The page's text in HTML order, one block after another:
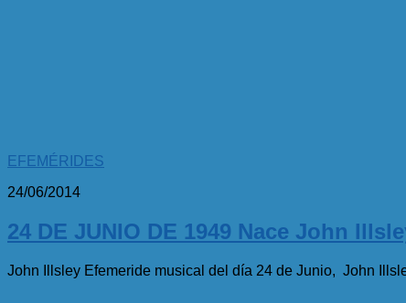
EFEMÉRIDES
24/06/2014
24 DE JUNIO DE 1949 Nace John
John Illsley Efemeride musical del día 24 de Junio, John